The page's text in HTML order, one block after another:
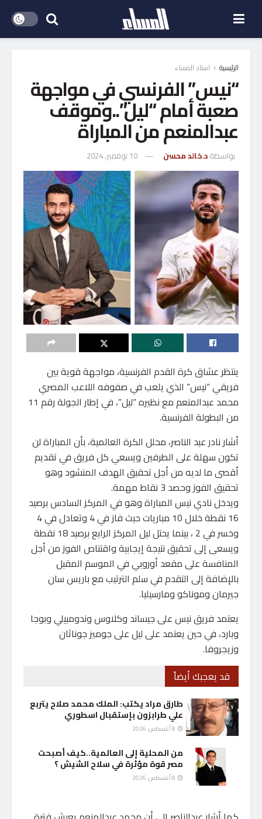
الرئيسية استاد المساء
“نيس” الفرنسي في مواجهة
صعبة أمام “ليل”..وموقف
عبدالمنعم من المباراة
بواسطةد.خالد محسن 10 نوفمبر، 2024
ينتظر عشاق كرة القدم الفرنسية، مواجهة قوية بين
فريقي “نيس” الذي يلعب في صفوفه اللاعب المصري
محمد عبدالمنعم مع نظيره “ليل”، في إطار الجولة رقم 11
من البطولة الفرنسية.
أشار نادر عبد الناصر، محلل الكرة العالمية، بأن المباراة لن
تكون سهلة على الطرفين ويسعي كل فريق في تقديم
أقصى ما لديه من أجل تحقيق الهدف المنشود وهو
تحقيق الفوز وحصد 3 نقاط مهمة.
ويدخل نادي نيس المباراة وهو في المركز السادس برصيد
16 نقطة خلال 10 مباريات حيث فاز في 4 وتعادل في 4
وخسر في 2 ، بينما يحتل ليل المركز الرابع برصيد 18 نقطة
ويسعى إلى تحقيق نتيجة إيجابية واقتناص الفوز من أجل
المنافسة على مقعد أوروبي في الموسم المقبل
بالإضافة إلى التقدم في سلم الترتيب مع باريس سان
جيرمان وموناكو ومارسيليا.
يعتمد فريق نيس على جيساند وكلاوس وندومبيلي وبوجا
وبارد، في حين يعتمد على ليل على جوميز جوناثان
وزيجروفا.
قد يعجبك أيضاً
طارق مراد يكتب: الملك محمد صلاح يتربع
علي طرابزون بإستقبال اسطوري
من المحلية إلى العالمية..كيف أصبحت
مصر قوة مؤثرة في سلاح الشيش ؟